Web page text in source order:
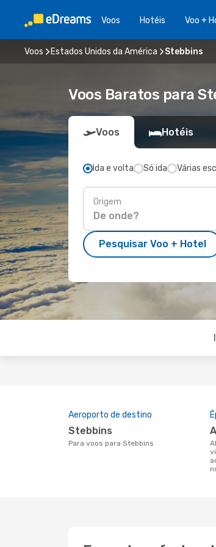
Voos Hotéis Voo +
Voos Estados Unidos da América Stebbins
Voos Baratos para
Voos Hotéis
Ida e volta Só ida Várias
Origem
Pesquisar Voo + Hotel
Aeroporto de destino
Stebbins
Para voos para Stebbins
abril é a altura mais concorrida para